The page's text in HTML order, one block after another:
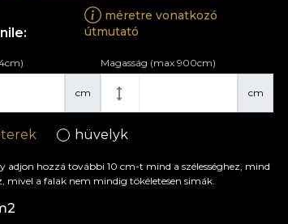
méretre vonatkozó
útmutató
cm cm
Magasság (max 900cm)
hüvelyk
adjon hozzá további 10 cm-t mind a szélességhez, mind
mivel a falak nem mindig tökéletesen simák.